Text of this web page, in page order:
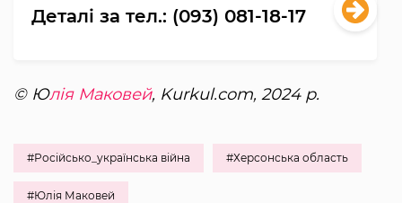
Деталі за тел.: (093) 081-18-17
© Юлія Маковей, Kurkul.com, 2024 р.
#Російсько_українська війна #Херсонська область
#Юлія Маковей